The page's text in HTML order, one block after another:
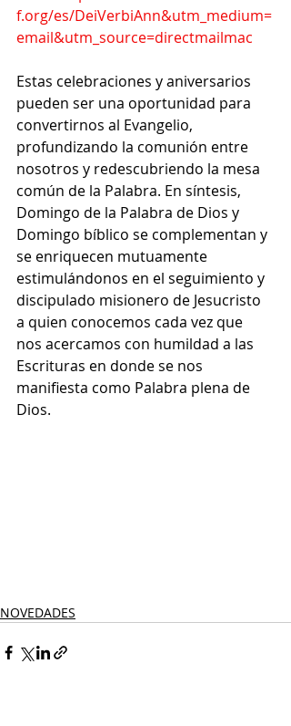
f.org/es/DeiVerbiAnn&utm_medium=
email&utm_source=directmailmac
Estas celebraciones y aniversarios
pueden ser una oportunidad para
convertirnos al Evangelio,
profundizando la comunión entre
nosotros y redescubriendo la mesa
común de la Palabra. En síntesis,
Domingo de la Palabra de Dios y
Domingo bíblico se complementan y
se enriquecen mutuamente
estimulándonos en el seguimiento y
discipulado misionero de Jesucristo
a quien conocemos cada vez que
nos acercamos con humildad a las
Escrituras en donde se nos
manifiesta como Palabra plena de
Dios.
NOVEDADES